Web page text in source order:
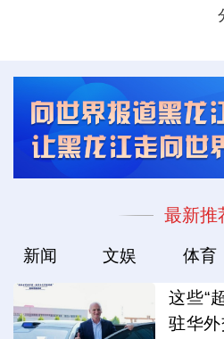
最新推
新闻 文娱 体育
这些“
驻华